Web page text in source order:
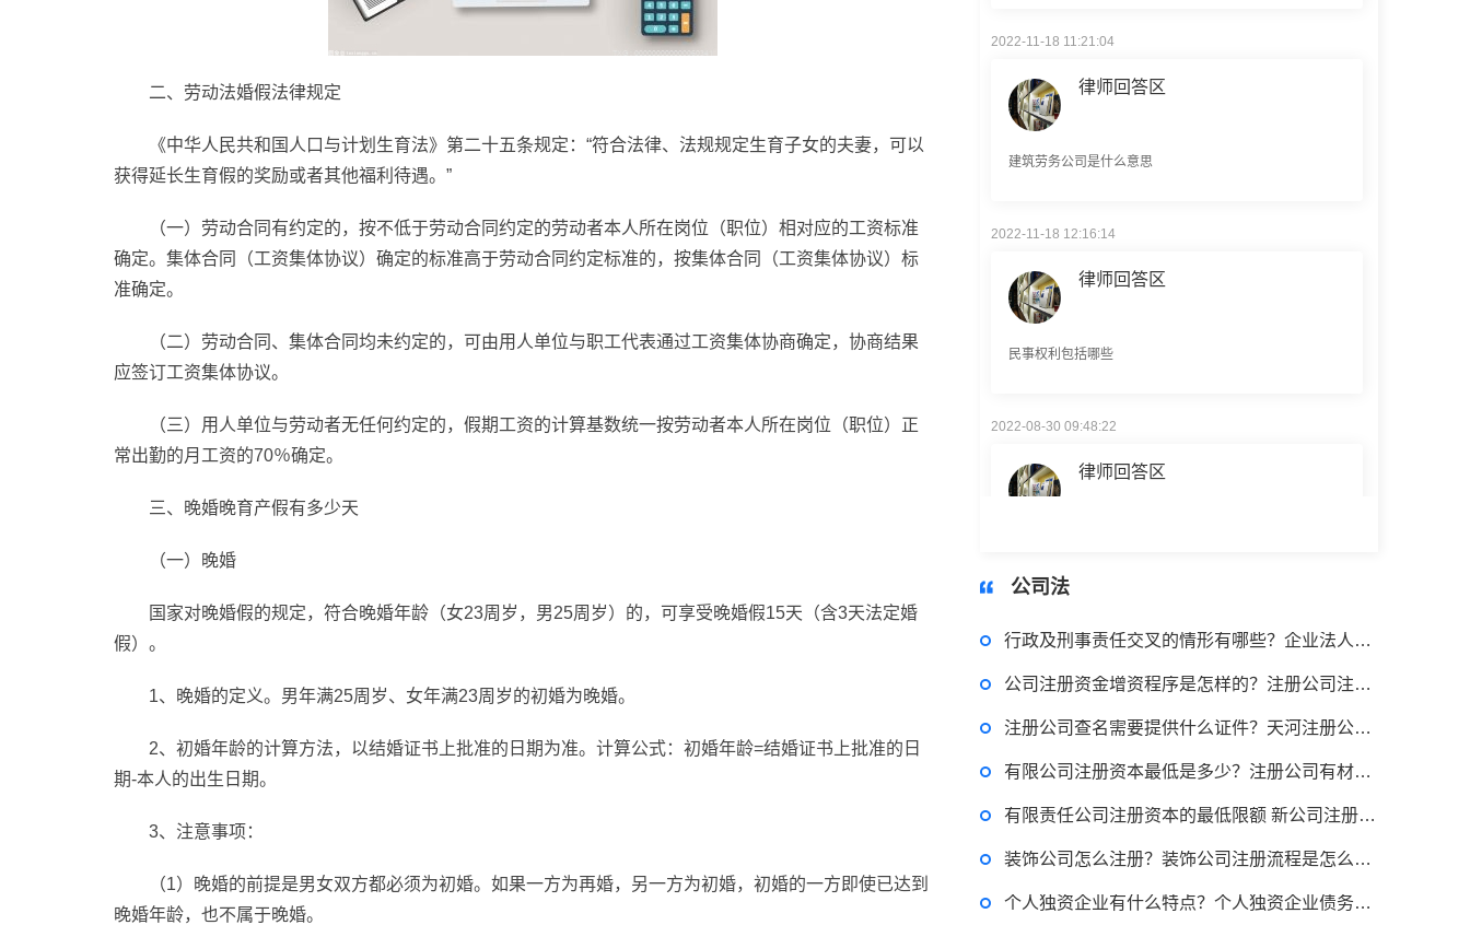
二、劳动法婚假法律规定
《中华人民共和国人口与计划生育法》第二十五条规定：“符合法律、法规规定生育子女的夫妻，可以
获得延长生育假的奖励或者其他福利待遇。”
（一）劳动合同有约定的，按不低于劳动合同约定的劳动者本人所在岗位（职位）相对应的工资标准
确定。集体合同（工资集体协议）确定的标准高于劳动合同约定标准的，按集体合同（工资集体协议）标
准确定。
（二）劳动合同、集体合同均未约定的，可由用人单位与职工代表通过工资集体协商确定，协商结果
应签订工资集体协议。
（三）用人单位与劳动者无任何约定的，假期工资的计算基数统一按劳动者本人所在岗位（职位）正
常出勤的月工资的70％确定。
三、晚婚晚育产假有多少天
（一）晚婚
国家对晚婚假的规定，符合晚婚年龄（女23周岁，男25周岁）的，可享受晚婚假15天（含3天法定婚
假）。
1、晚婚的定义。男年满25周岁、女年满23周岁的初婚为晚婚。
2、初婚年龄的计算方法，以结婚证书上批准的日期为准。计算公式：初婚年龄=结婚证书上批准的日
期-本人的出生日期。
3、注意事项：
（1）晚婚的前提是男女双方都必须为初婚。如果一方为再婚，另一方为初婚，初婚的一方即使已达到
晚婚年龄，也不属于晚婚。
律师回答区
建筑劳务公司是什么意思
律师回答区
民事权利包括哪些
律师回答区
退休职工涨工资最新消息 退休人员涨工资注意事项有哪些？
律师回答区
公司法
行政及刑事责任交叉的情形有哪些？企业法人法定代表人登记管理规定是什么？
公司注册资金增资程序是怎样的？注册公司注册资本最低多少？
注册公司查名需要提供什么证件？天河注册公司注册流程是什么？
有限公司注册资本最低是多少？注册公司有材料都需要哪些？
有限责任公司注册资本的最低限额 新公司注册资金的要求的规定是怎样的？
装饰公司怎么注册？装饰公司注册流程是怎么规定的？
个人独资企业有什么特点？个人独资企业债务如何承担？公司登记注册的条件是什么？